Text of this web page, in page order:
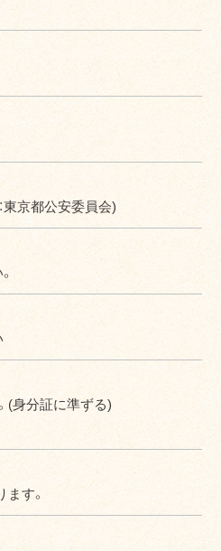
東京都公安委員会)
(身分証に準ずる)
ます。